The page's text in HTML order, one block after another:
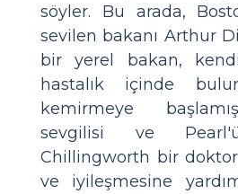
söyler. Bu arada,
sevilen bakanı Arthur
bir yerel bakan,
hastalık içinde
kemirmeye
sevgilisi ve
Chillingworth bir doktor
ve iyileşmesine